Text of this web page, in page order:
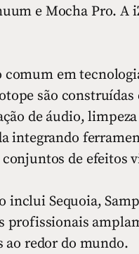
e Mocha Pro. A
em
são
de áudio,
integrando
de efeitos
Sequoia,
profissionais
ao redor do mundo.